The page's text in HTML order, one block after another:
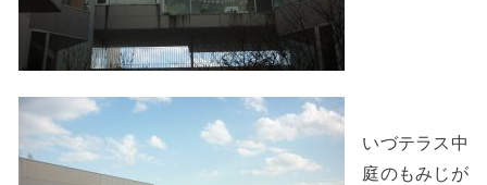
いづテラス中
庭のもみじが